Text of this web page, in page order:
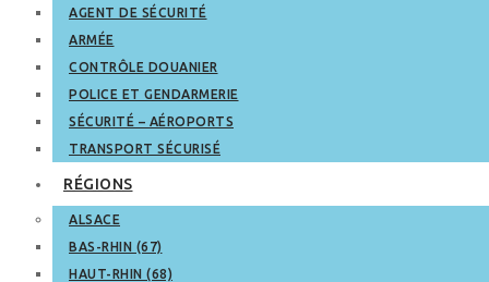
AGENT DE SÉCURITÉ
ARMÉE
CONTRÔLE DOUANIER
POLICE ET GENDARMERIE
SÉCURITÉ – AÉROPORTS
TRANSPORT SÉCURISÉ
RÉGIONS
ALSACE
BAS-RHIN (67)
HAUT-RHIN (68)